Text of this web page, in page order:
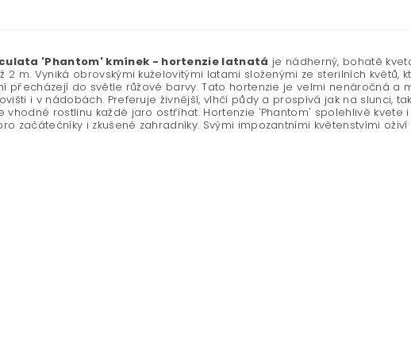
'Phantom' kmínek - hortenzie latnatá je nádherný, bohatě
2 m. Vyniká obrovskými kuželovitými latami složenými ze sterilních květů,
přecházejí do světle růžové barvy. Tato hortenzie je velmi nenáročná a
i v nádobách. Preferuje živnější, vlhčí půdy a prospívá jak na slunci,
vhodné rostlinu každé jaro ostříhat. Hortenzie 'Phantom' spolehlivě kvete
začátečníky i zkušené zahradníky. Svými impozantními květenstvími